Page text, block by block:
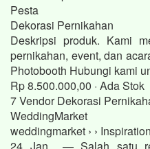
Pesta
Dekorasi Pernikahan
Deskripsi produk. Kami
pernikahan, event, dan
Photobooth Hubungi kami
Rp 8.500.000,00 · ‎Ada Stok
7 Vendor Dekorasi
WeddingMarket
weddingmarket › ›